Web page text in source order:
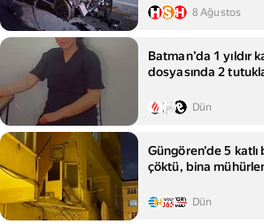
8 Ağustos
Batman’da 1 yıldır
dosyasında 2
Dün
Güngören'de 5 katlı
çöktü, bina
Dün